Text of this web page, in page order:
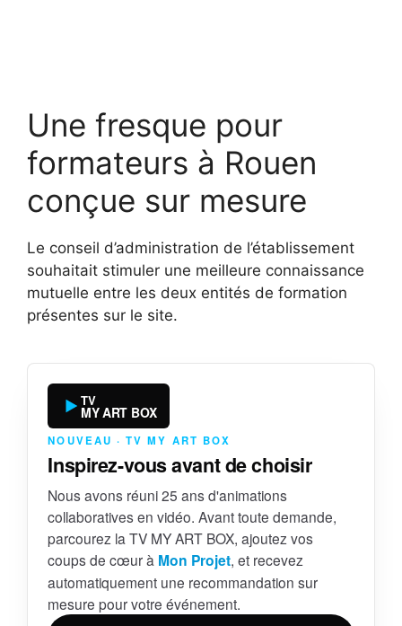
Une fresque pour
formateurs à Rouen
conçue sur mesure
Le conseil d’administration de l’établissement
souhaitait stimuler une meilleure connaissance
mutuelle entre les deux entités de formation
présentes sur le site.
TV
MY ART BOX
NOUVEAU · TV MY ART BOX
Inspirez-vous avant de choisir
Nous avons réuni 25 ans d'animations
collaboratives en vidéo. Avant toute demande,
parcourez la TV MY ART BOX, ajoutez vos
coups de cœur à Mon Projet, et recevez
automatiquement une recommandation sur
mesure pour votre événement.